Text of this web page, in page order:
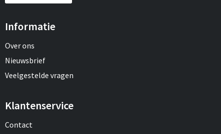
Informatie
Over ons
Nieuwsbrief
Veelgestelde vragen
Klantenservice
Contact